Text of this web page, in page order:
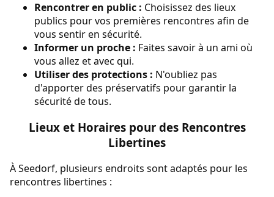
Rencontrer en public : Choisissez des lieux
publics pour vos premières rencontres afin de
vous sentir en sécurité.
Informer un proche : Faites savoir à un ami où
vous allez et avec qui.
Utiliser des protections : N'oubliez pas
d'apporter des préservatifs pour garantir la
sécurité de tous.
Lieux et Horaires pour des Rencontres
Libertines
À Seedorf, plusieurs endroits sont adaptés pour les
rencontres libertines :